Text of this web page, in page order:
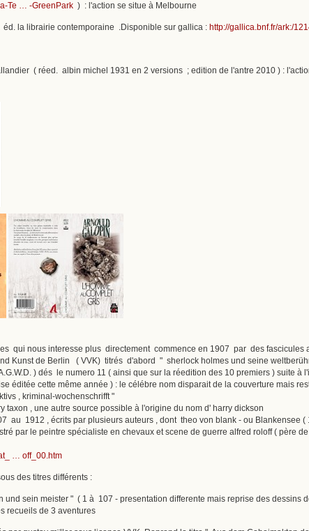
Te … -GreenPark ) : l'action se situe à Melbourne
éd. la librairie contemporaine .Disponible sur gallica : http://gallica.bnf.fr/ark:/
( réed. albin michel 1931 en 2 versions ; edition de l'antre 2010 ) :
qui nous interesse plus directement commence en 1907 par des fascicules
Kunst de Berlin ( VVK) titrés d'abord " sherlock holmes und seine
) dés le numero 11 ( ainsi que sur la réedition des 10 premiers ) suite
éditée cette même année ) : le célébre nom disparait de la couverture mais
, kriminal-wochenschrifft "
taxon , une autre source possible à l'origine du nom d' harry dickson
au 1912 , écrits par plusieurs auteurs , dont theo von blank - ou Blankensee
par le peintre spécialiste en chevaux et scene de guerre alfred roloff ( père
… off_00.htm
des titres différents :
und sein meister " ( 1 à 107 - presentation differente mais reprise des dessins
recueils de 3 aventures